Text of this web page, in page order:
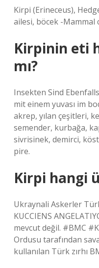
Kirpi (Erineceus),
ailesi, böcek -Mammal
Kirpinin eti
mı?
Insekten Sind
mit einem yuvası im
akrep, yılan çeşitleri,
semender, kurbağa,
sivrisinek, demirci,
pire.
Kirpi hangi
Ukraynali Askerler
KUCCIENS
mevcut değil. #BMC
Ordusu tarafından
kullanılan Türk zırhı